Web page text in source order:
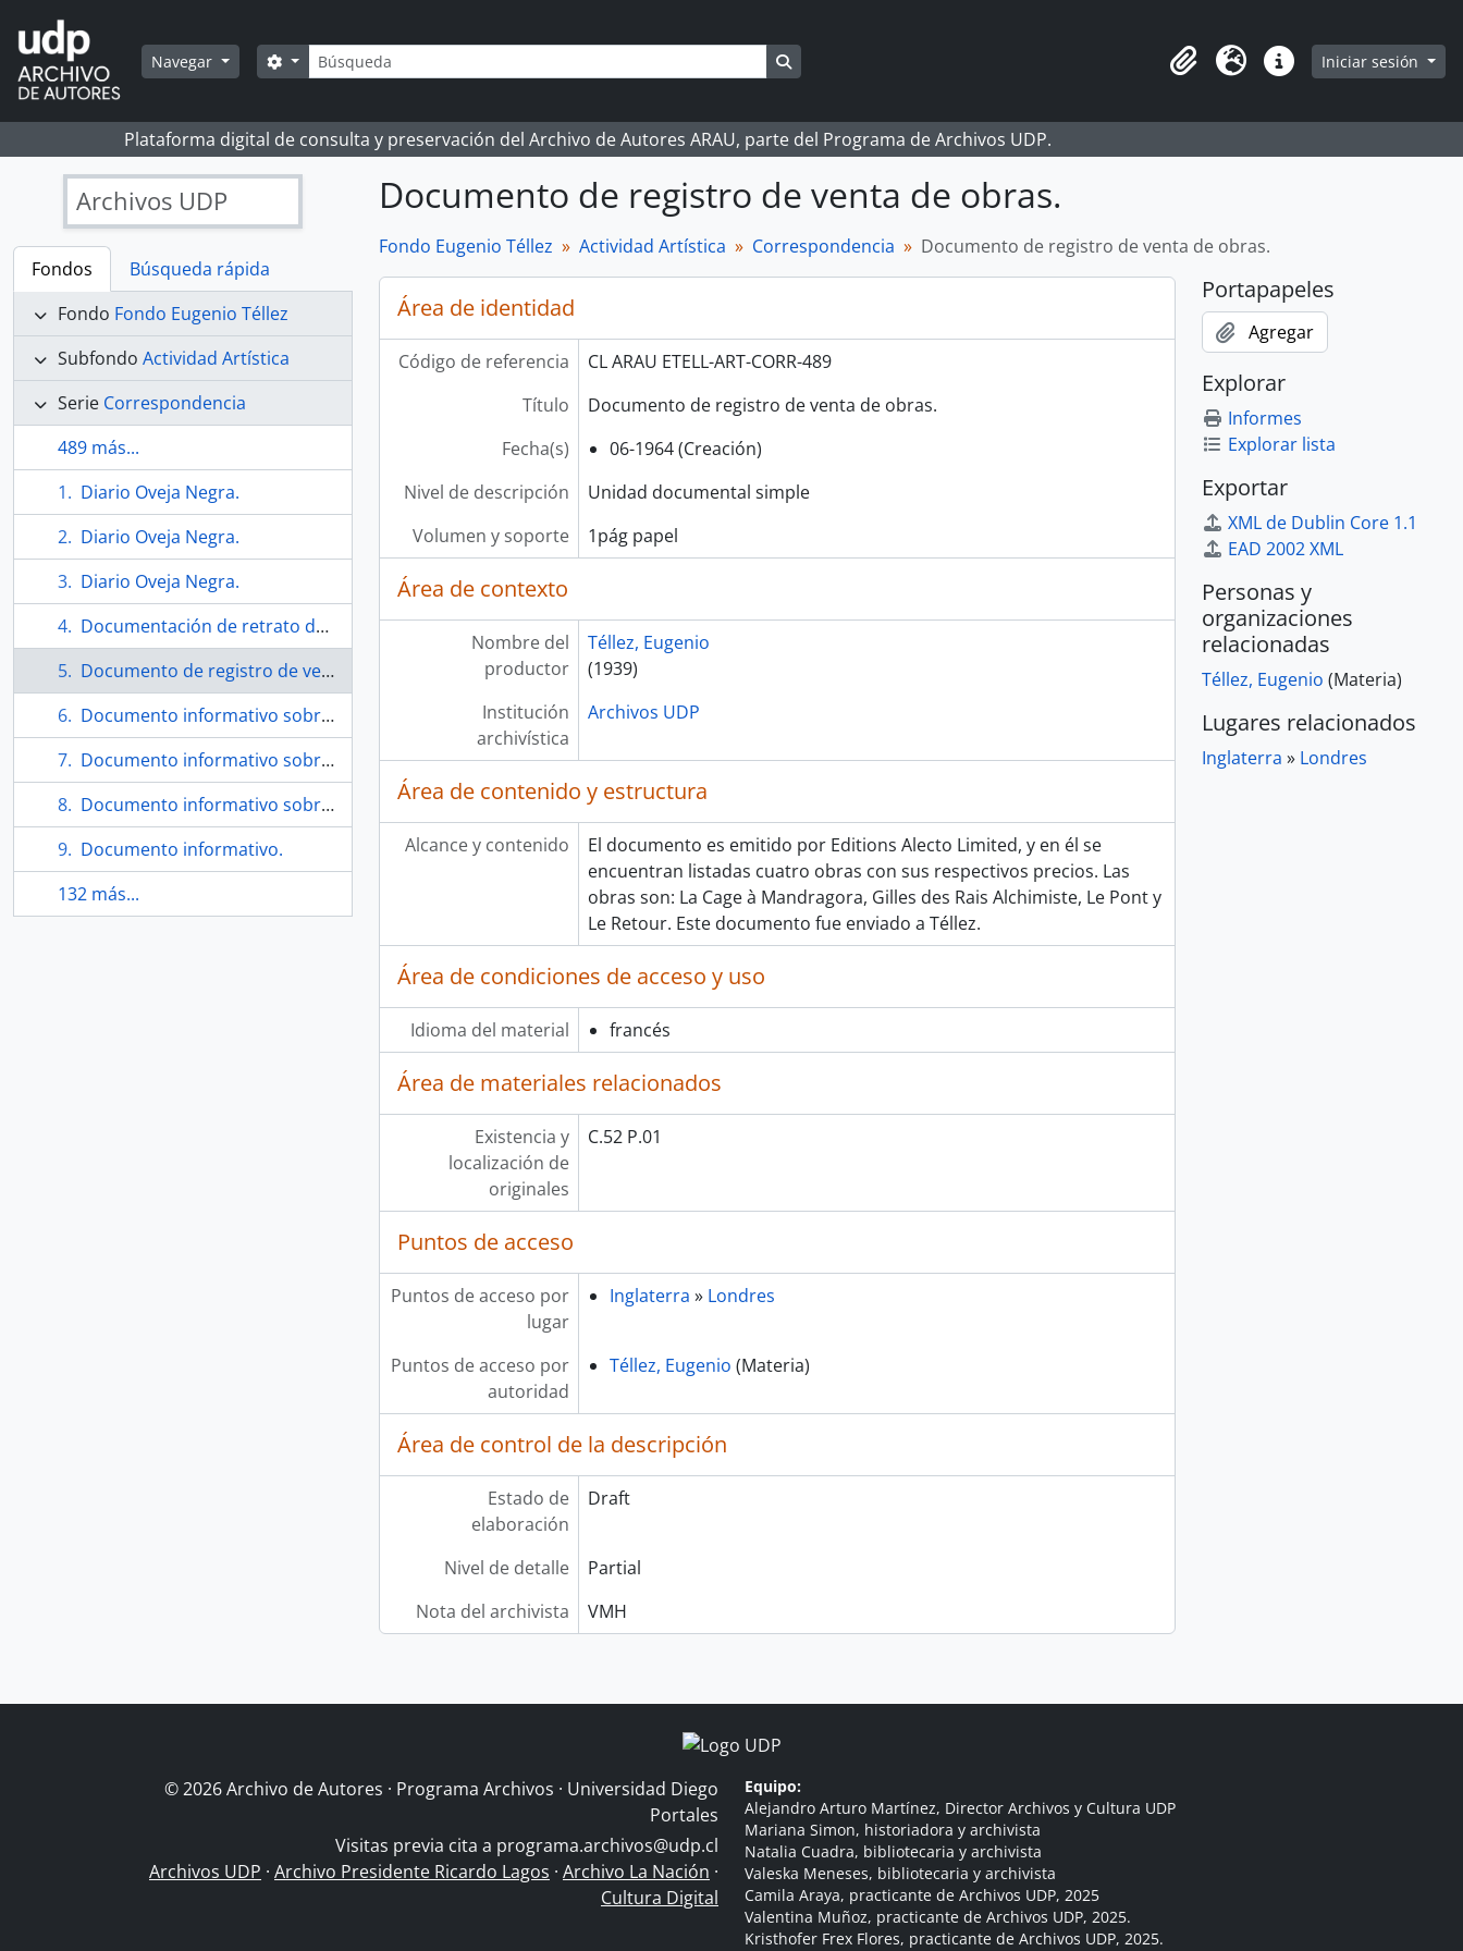
Skip to main content
Navegar Búsqueda
Search options
Portapapeles
Idioma Enlaces rápidos
Iniciar sesión
Plataforma digital de consulta y preservación del Archivo de Autores ARAU, parte del Programa de Archivos UDP.
Archivos UDP
Fondos
Búsqueda rápida
Fondo Fondo Eugenio Téllez
Subfondo Actividad Artística
Serie Correspondencia
489 más...
Diario Oveja Negra.
Diario Oveja Negra.
Diario Oveja Negra.
Documentación de retrato de D. Jorge Edwards hecho por Eugenio Téllez.
Documento de registro de venta de obras.
Documento informativo sobre el evento Invisible Stories.
Documento informativo sobre el evento Invisible Stories.
Documento informativo sobre exposición gráfica por invitación A. C. T. de grabadores de Toronto.
Documento informativo.
132 más...
Documento de registro de venta de obras.
Fondo Eugenio Téllez Actividad Artística Correspondencia Documento de registro de venta de obras.
Área de identidad
Código de referencia
CL ARAU ETELL-ART-CORR-489
Título
Documento de registro de venta de obras.
Fecha(s)
06-1964 (Creación)
Nivel de descripción
Unidad documental simple
Volumen y soporte
1pág papel
Área de contexto
Nombre del
productor
Téllez, Eugenio
(1939)
Institución
archivística
Archivos UDP
Área de contenido y estructura
Alcance y contenido
El documento es emitido por Editions Alecto Limited, y en él se
encuentran listadas cuatro obras con sus respectivos precios. Las
obras son: La Cage à Mandragora, Gilles des Rais Alchimiste, Le Pont y
Le Retour. Este documento fue enviado a Téllez.
Área de condiciones de acceso y uso
Idioma del material francés
Área de materiales relacionados
Existencia y
localización de
originales
C.52 P.01
Puntos de acceso
Puntos de acceso por
lugar
Inglaterra » Londres
Puntos de acceso por
autoridad
Téllez, Eugenio (Materia)
Área de control de la descripción
Estado de
elaboración
Draft
Nivel de detalle
Partial
Nota del archivista
VMH
Portapapeles
Agregar
Explorar
Informes
Explorar lista
Exportar
XML de Dublin Core 1.1
EAD 2002 XML
Personas y
organizaciones
relacionadas
Téllez, Eugenio (Materia)
Lugares relacionados
Inglaterra » Londres
© 2026 Archivo de Autores · Programa Archivos · Universidad Diego
Portales
Visitas previa cita a programa.archivos@udp.cl
Archivos UDP · Archivo Presidente Ricardo Lagos · Archivo La Nación ·
Cultura Digital
Equipo:
Alejandro Arturo Martínez, Director Archivos y Cultura UDP
Mariana Simon, historiadora y archivista
Natalia Cuadra, bibliotecaria y archivista
Valeska Meneses, bibliotecaria y archivista
Camila Araya, practicante de Archivos UDP, 2025
Valentina Muñoz, practicante de Archivos UDP, 2025.
Kristhofer Frex Flores, practicante de Archivos UDP, 2025.